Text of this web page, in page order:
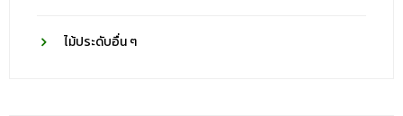
ไม้ประดับอื่น ๆ